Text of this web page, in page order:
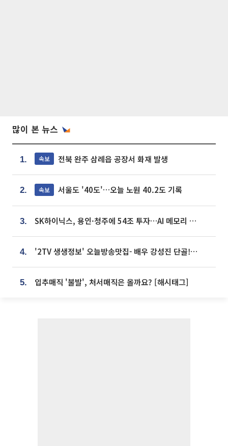
많이 본 뉴스
1. 속보 전북 완주 삼례읍 공장서 화재 발생
2. 속보 서울도 '40도'…오늘 노원 40.2도 기록
3. SK하이닉스, 용인·청주에 54조 투자…AI 메모리 생산기지 키운다
4. '2TV 생생정보' 오늘방송맛집- 배우 강성진 단골! 쌀국수ㆍ푸팟퐁 커리 맛집 '블○○○'
5. 입추매직 '불발', 처서매직은 올까요? [해시태그]